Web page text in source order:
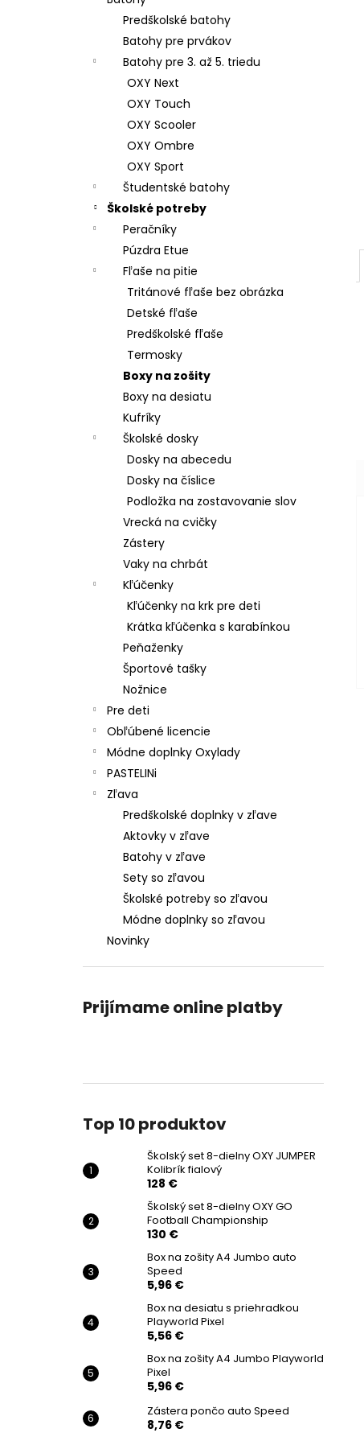
Predškolské batohy
Batohy pre prvákov
Batohy pre 3. až 5. triedu
OXY Next
OXY Touch
OXY Scooler
OXY Ombre
OXY Sport
Študentské batohy
Školské potreby
Peračníky
Púzdra Etue
Fľaše na pitie
Tritánové fľaše bez obrázka
Detské fľaše
Predškolské fľaše
Termosky
Boxy na zošity
Boxy na desiatu
Kufríky
Školské dosky
Dosky na abecedu
Dosky na číslice
Podložka na zostavovanie slov
Vrecká na cvičky
Zástery
Vaky na chrbát
Kľúčenky
Kľúčenky na krk pre deti
Krátka kľúčenka s karabínkou
Peňaženky
Športové tašky
Nožnice
Pre deti
Obľúbené licencie
Módne doplnky Oxylady
PASTELINi
Zľava
Predškolské doplnky v zľave
Aktovky v zľave
Batohy v zľave
Sety so zľavou
Školské potreby so zľavou
Módne doplnky so zľavou
Novinky
Prijímame online platby
Top 10 produktov
Školský set 8-dielny OXY JUMPER
Kolibrík fialový
128 €
Školský set 8-dielny OXY GO
Football Championship
130 €
Box na zošity A4 Jumbo auto
Speed
5,96 €
Box na desiatu s priehradkou
Playworld Pixel
5,56 €
Box na zošity A4 Jumbo Playworld
Pixel
5,96 €
Zástera pončo auto Speed
8,76 €
ŠKOLSKÝ SET 8-DIELNY OXY JUMPER
KOLIBRÍK FIALOVÝ